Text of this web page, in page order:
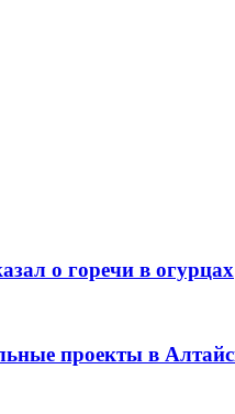
о горечи в огурцах
проекты в